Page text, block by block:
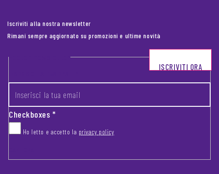
Iscriviti alla nostra newsletter
Rimani sempre aggiornato su promozioni e ultime novità
Footer newsletter
Checkboxes*
Ho letto e accetto la privacy policy
ISCRIVITI ORA